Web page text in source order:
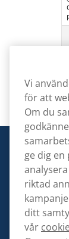
för
Vi
för att
Om du
ge dig
riktad
ditt
vår